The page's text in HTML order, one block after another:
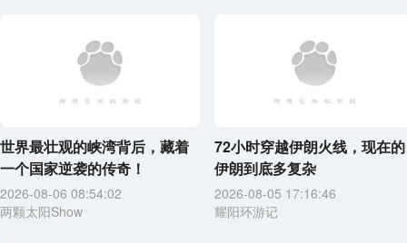
世界最壮观的峡湾背后，藏着
一个国家逆袭的传奇！
2026-08-06 08:54:02
两颗太阳Show
72小时穿越伊朗火线，现在的
伊朗到底多复杂
2026-08-05 17:16:46
耀阳环游记